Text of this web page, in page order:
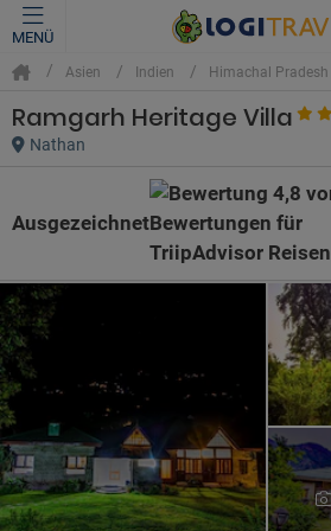
MENÜ
Asien Indien Himachal Pradesh
Ramgarh Heritage Villa
Nathan
Ausgezeichnet